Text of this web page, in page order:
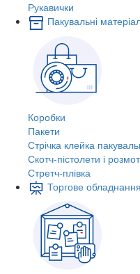
Рукавички
Пакувальні
Коробки
Пакети
Стрічка клейка
Скотч-пістолети і
Стретч-плівка
Торгове обладнання